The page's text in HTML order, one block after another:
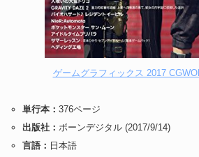
ゲームグラフィックス 2017
単行本： 376ページ
出版社： ボーンデジタル (2017/9/14)
言語： 日本語